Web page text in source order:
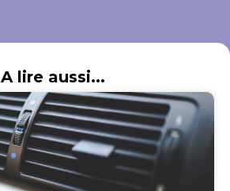
A lire aussi...